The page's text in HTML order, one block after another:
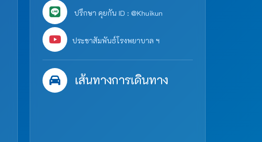
ปรึกษา คุยกัน ID : @Khuikun
ประชาสัมพันธ์โรงพยาบาล ฯ
เส้นทางการเดินทาง